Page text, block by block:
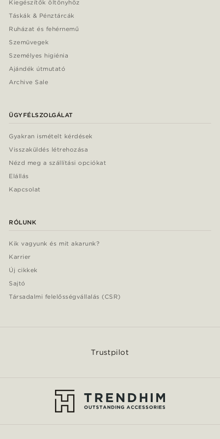
Kiegészítők öltönyhöz
Táskák & Pénztárcák
Ruházat és fehérnemű
Szemüvegek
Személyes higiénia
Ajándék útmutató
Archive Sale
ÜGYFÉLSZOLGÁLAT
Gyakran ismételt kérdések
Visszaküldés létrehozása
Nézd meg a szállítási opciókat
Elállás
Kapcsolat
RÓLUNK
Kik vagyunk és mit akarunk?
Karrier
Új cikkek
Sajtó
Társadalmi felelősségvállalás (CSR)
Trustpilot